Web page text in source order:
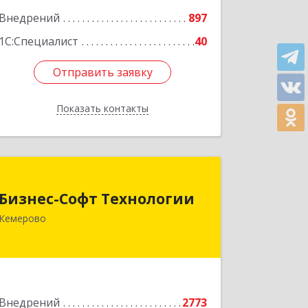
Внедрений
897
1С:Специалист
40
Отправить заявку
Показать контакты
Отправить заявку
Назад
Бизнес-Софт Технологии
Кемерово
Внедрений
2773
650992, Кемеровская область -
Кузбасс обл, Кемерово г, Советский